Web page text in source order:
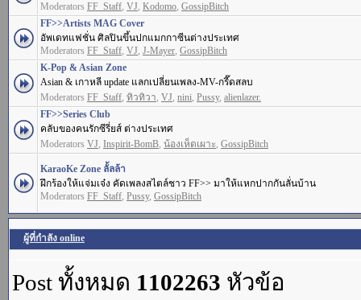
Moderators FF_Staff, VJ, Kodomo, GossipBitch
FF>>Artists MAG Cover
อัพเดทแฟชั่น ศิลปินขึ้นปกแมกกาซีนต่างประเทศ
Moderators FF_Staff, VJ, J-Mayer, GossipBitch
K-Pop & Asian Zone
Asian & เกาหลี update แลกเปลี่ยนเพลง-MV-กรี๊ดสลบ
Moderators FF_Staff, ทิวทิวา, VJ, nini, Pussy, alienlazer.
FF>>Series Club
คลับของคนรักซีรี่ยส์ ต่างประเทศ
Moderators VJ, Inspirit-BomB, น้องเห็ดเผาะ, GossipBitch
KaraoKe Zone ลั้ลล้า
ฝึกร้องให้แจ่มเจ๋ง คัดเพลงสไตล์ชาว FF>> มาให้แหกปากกันลั่นบ้าน
Moderators FF_Staff, Pussy, GossipBitch
ผู้ที่กำลัง online
Post ทั้งหมด 1102263 หัวข้อ